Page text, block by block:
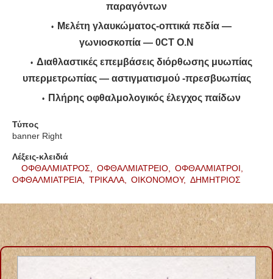
παραγόντων
Μελέτη γλαυκώματος-οπτικά πεδία —
γωνιοσκοπία — 0CΤ Ο.Ν
Διαθλαστικές επεμβάσεις διόρθωσης μυωπίας
υπερμετρωπίας — αστιγματισμού -πρεσβυωπίας
Πλήρης οφθαλμολογικός έλεγχος παίδων
Τύπος
banner Right
Λέξεις-κλειδιά
ΟΦΘΑΛΜΙΑΤΡΟΣ,
ΟΦΘΑΛΜΙΑΤΡΕΙΟ,
ΟΦΘΑΛΜΙΑΤΡΟΙ,
ΟΦΘΑΛΜΙΑΤΡΕΙΑ,
ΤΡΙΚΑΛΑ, ΟΙΚΟΝΟΜΟΥ, ΔΗΜΗΤΡΙΟΣ